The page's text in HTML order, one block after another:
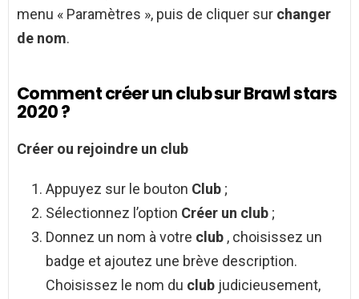
menu « Paramètres », puis de cliquer sur changer
de nom.
Comment créer un club sur Brawl stars
2020 ?
Créer ou rejoindre un club
Appuyez sur le bouton Club ;
Sélectionnez l’option Créer un club ;
Donnez un nom à votre club , choisissez un
badge et ajoutez une brève description.
Choisissez le nom du club judicieusement,